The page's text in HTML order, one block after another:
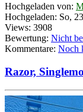
Hochgeladen von:
Hochgeladen: So,
Views: 3908
Bewertung: Nicht
Kommentare: Noch
Razor,